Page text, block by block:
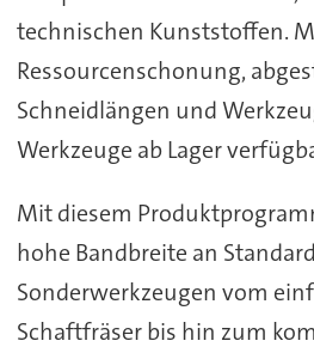
technischen Kunststoffen.
Ressourcenschonung,
Schneidlängen und
Werkzeuge ab Lager
Mit diesem
hohe Bandbreite an
Sonderwerkzeugen vom
Schaftfräser bis hin zum